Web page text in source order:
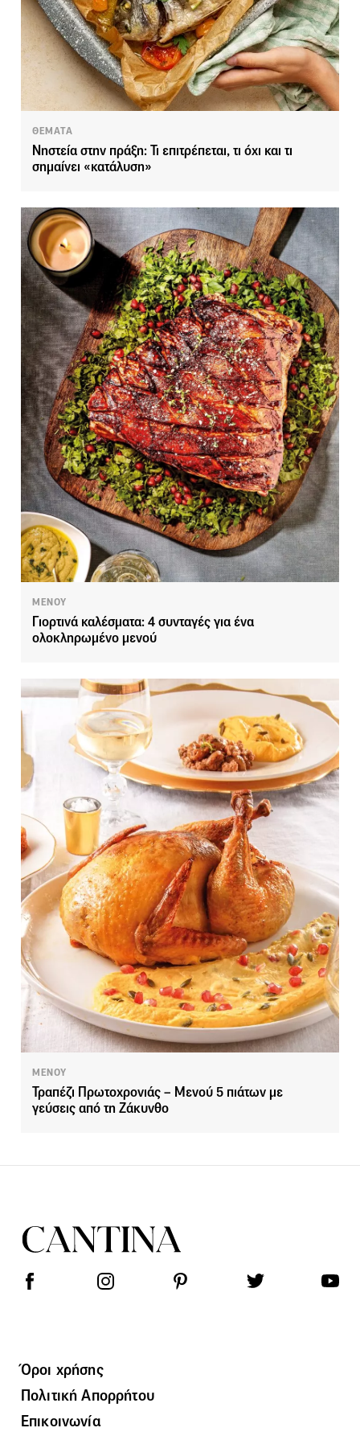
ΘΕΜΑΤΑ
Νηστεία στην πράξη: Τι επιτρέπεται, τι όχι και τι
σημαίνει «κατάλυση»
ΜΕΝΟΥ
Γιορτινά καλέσματα: 4 συνταγές για ένα
ολοκληρωμένο μενού
ΜΕΝΟΥ
Τραπέζι Πρωτοχρονιάς – Μενού 5 πιάτων με
γεύσεις από τη Ζάκυνθο
Όροι χρήσης
Πολιτική Απορρήτου
Επικοινωνία